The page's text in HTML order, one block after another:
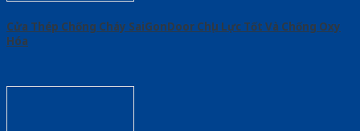
Cửa Thép Chống Cháy SaiGonDoor Chịu Lực Tốt Và Chống Oxy
Hóa